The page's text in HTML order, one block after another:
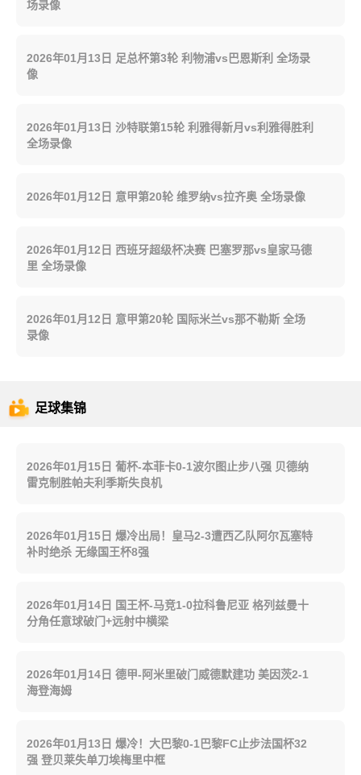
场录像
2026年01月13日 足总杯第3轮 利物浦vs巴恩斯利 全场录
像
2026年01月13日 沙特联第15轮 利雅得新月vs利雅得胜利
全场录像
2026年01月12日 意甲第20轮 维罗纳vs拉齐奥 全场录像
2026年01月12日 西班牙超级杯决赛 巴塞罗那vs皇家马德
里 全场录像
2026年01月12日 意甲第20轮 国际米兰vs那不勒斯 全场
录像
足球集锦
2026年01月15日 葡杯-本菲卡0-1波尔图止步八强 贝德纳
雷克制胜帕夫利季斯失良机
2026年01月15日 爆冷出局！皇马2-3遭西乙队阿尔瓦塞特
补时绝杀 无缘国王杯8强
2026年01月14日 国王杯-马竞1-0拉科鲁尼亚 格列兹曼十
分角任意球破门+远射中横梁
2026年01月14日 德甲-阿米里破门威德默建功 美因茨2-1
海登海姆
2026年01月13日 爆冷！大巴黎0-1巴黎FC止步法国杯32
强 登贝莱失单刀埃梅里中框